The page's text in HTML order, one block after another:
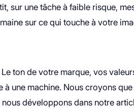
sur une tâche à faible risque,
sur ce qui touche à votre
Le ton de votre marque, vos
à une machine. Nous croyons
nous développons dans notre